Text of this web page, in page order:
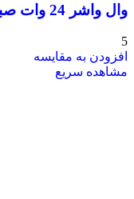
وال واشر 24 وات صبا ترانس
5
افزودن به مقایسه
مشاهده سریع